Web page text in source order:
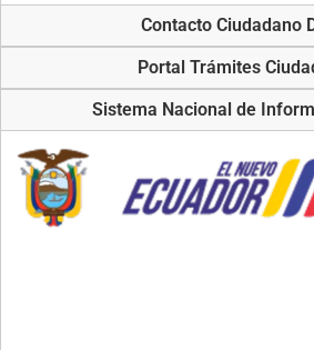
Contacto Ciudadano
Portal Trámites
Sistema Nacional de